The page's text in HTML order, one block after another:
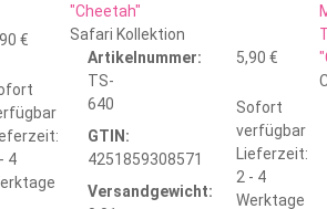
€
4
"Cheetah"
Safari Kollektion
Artikelnummer:
TS-
640
GTIN:
4251859308571
Versandgewicht:
5,90 €
Sofort
verfügbar
Lieferzeit:
2 - 4
Werktage